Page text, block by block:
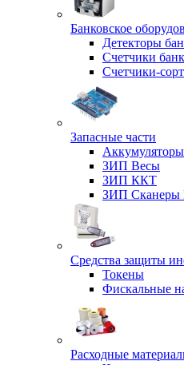
Банковское
Детекторы
Счетчики
Счетчики-
Запасные части
Аккумуляторы
ЗИП Весы
ЗИП ККТ
ЗИП Сканеры
Средства защиты
Токены
Фискальные
Расходные